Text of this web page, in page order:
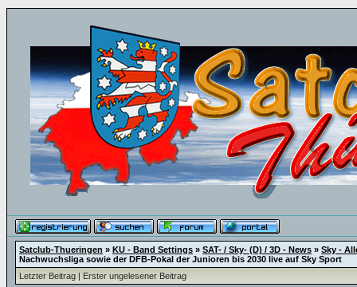
Satclub-Thueringen » KU - Band Settings » SAT- / Sky- (D) / 3D - News » Sky -
Nachwuchsliga sowie der DFB-Pokal der Junioren bis 2030 live auf Sky Sport
Letzter Beitrag | Erster ungelesener Beitrag